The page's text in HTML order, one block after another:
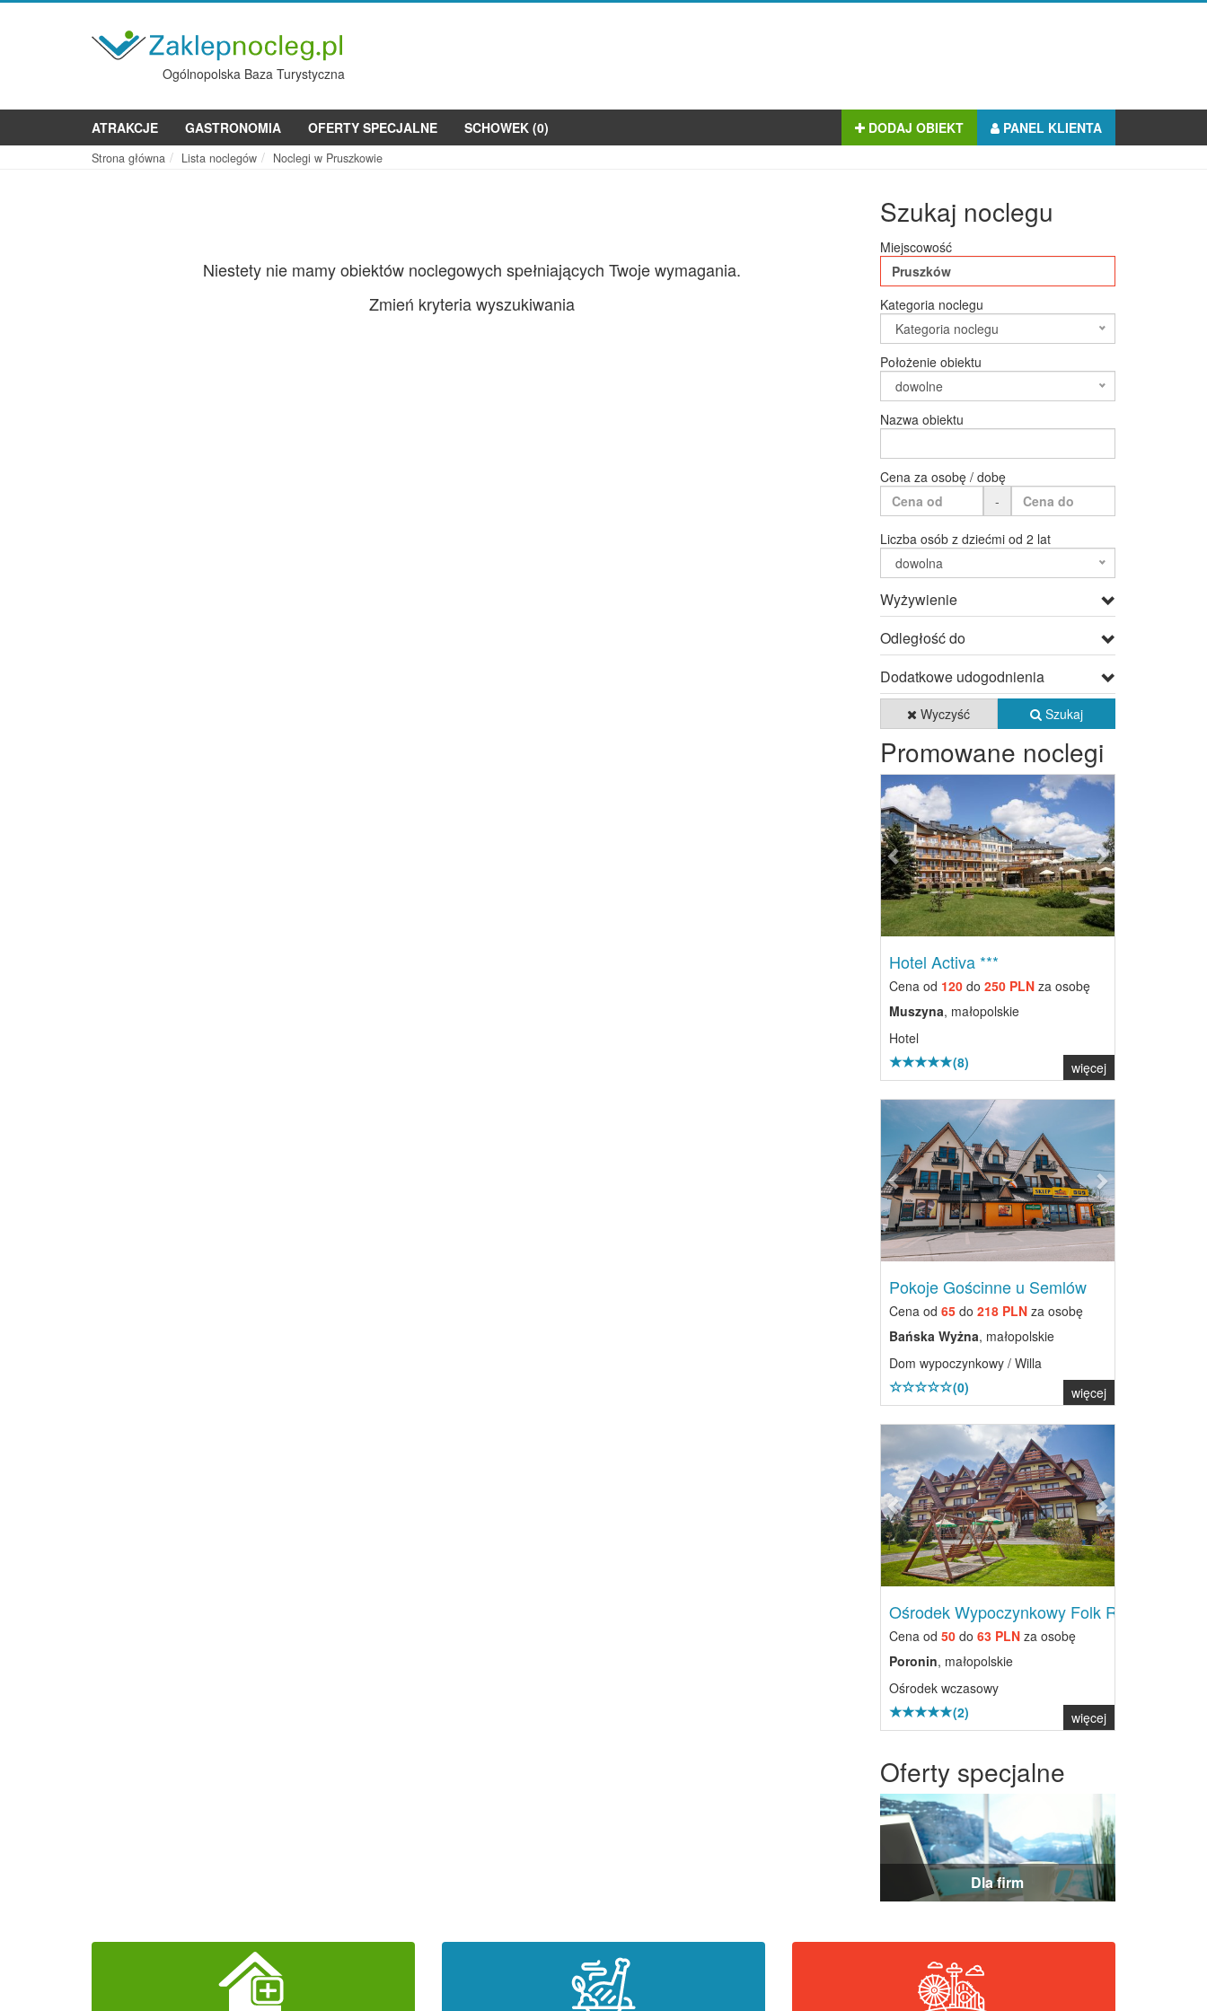
Ogólnopolska Baza Turystyczna
ATRAKCJE GASTRONOMIA OFERTY SPECJALNE SCHOWEK (0) DODAJ OBIEKT PANEL KLIENTA
Strona główna Lista noclegów Noclegi w Pruszkowie
Niestety nie mamy obiektów noclegowych spełniających Twoje wymagania.
Zmień kryteria wyszukiwania
Szukaj noclegu
Miejscowość
Kategoria noclegu
Kategoria noclegu
Położenie obiektu
dowolne
Nazwa obiektu
Cena za osobę / dobę
-
Liczba osób z dziećmi od 2 lat
dowolna
Wyżywienie
Odległość do
Dodatkowe udogodnienia
Wyczyść Szukaj
Promowane noclegi
Previous Next
Hotel Activa ***
Cena od 120do 250 PLNza osobę
Muszyna, małopolskie
Hotel
(8)
więcej
Previous Next
Pokoje Gościnne u Semlów
Cena od 65do 218 PLNza osobę
Bańska Wyżna, małopolskie
Dom wypoczynkowy / Willa
(0)
więcej
Previous
Ośrodek Wypoczynkowy Folk Res...
Cena od 50do 63 PLNza osobę
Poronin, małopolskie
Ośrodek wczasowy
(2)
więcej
Oferty specjalne
Dla firm